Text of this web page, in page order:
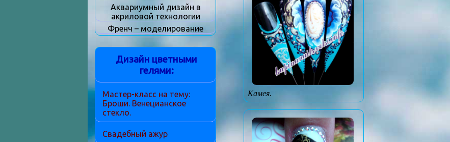
Камея.
Аквариумный дизайн в
акриловой технологии
Френч – моделирование
Дизайн цветными
гелями:
Мастер-класс на тему:
Броши. Венецианское
стекло.
Свадебный ажур